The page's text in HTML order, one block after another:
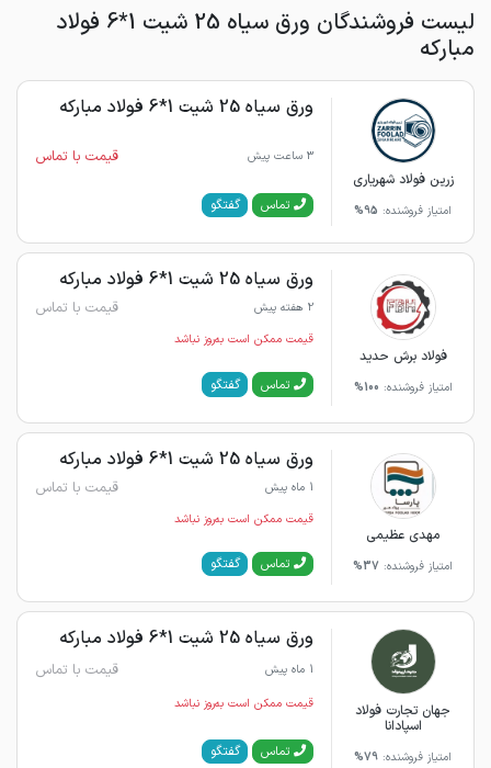
لیست فروشندگان ورق سیاه 25 شیت 1*6 فولاد
مبارکه
زرین فولاد شهریاری
امتیاز فروشنده: 95%
ورق سیاه 25 شیت 1*6 فولاد مبارکه
3 ساعت پیش قیمت با تماس
تماس گفتگو
فولاد برش حدید
امتیاز فروشنده: 100%
ورق سیاه 25 شیت 1*6 فولاد مبارکه
2 هفته پیش قیمت با تماس
قیمت ممکن است به‌روز نباشد
تماس گفتگو
مهدی عظیمی
امتیاز فروشنده: 37%
ورق سیاه 25 شیت 1*6 فولاد مبارکه
1 ماه پیش قیمت با تماس
قیمت ممکن است به‌روز نباشد
تماس گفتگو
جهان تجارت فولاد
اسپادانا
امتیاز فروشنده: 79%
ورق سیاه 25 شیت 1*6 فولاد مبارکه
1 ماه پیش قیمت با تماس
قیمت ممکن است به‌روز نباشد
تماس گفتگو